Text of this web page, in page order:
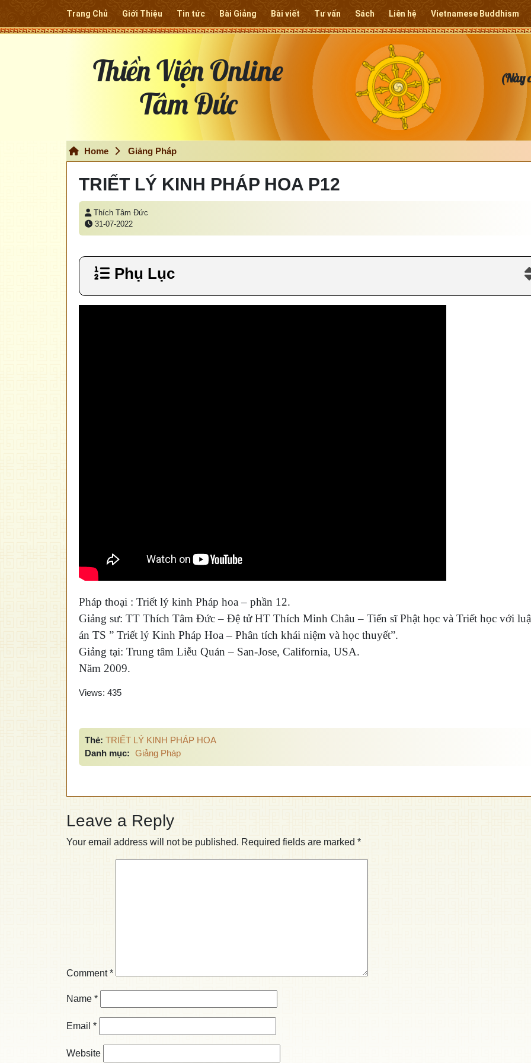
Trang Chủ Giới Thiệu Tin tức Bài Giảng Bài viết Tư vấn Sách Liên hệ Vietnamese Buddhism
Thiền Viện Online
Tâm Đức
(Này
Home Giảng Pháp
TRIẾT LÝ KINH PHÁP HOA P12
Thích Tâm Đức
31-07-2022
Phụ Lục
Pháp thoại : Triết lý kinh Pháp hoa – phần 12.
Giảng sư: TT Thích Tâm Đức – Đệ tử HT Thích Minh Châu – Tiến sĩ Phật học và Triết học với
án TS ” Triết lý Kinh Pháp Hoa – Phân tích khái niệm và học thuyết”.
Giảng tại: Trung tâm Liễu Quán – San-Jose, California, USA.
Năm 2009.
Views: 435
Thẻ: TRIẾT LÝ KINH PHÁP HOA
Danh mục: Giảng Pháp
Leave a Reply
Your email address will not be published. Required fields are marked *
Comment*
Name *
Email *
Website